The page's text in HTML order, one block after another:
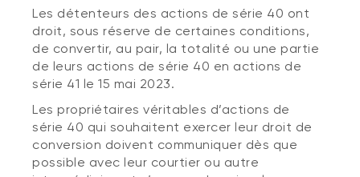
Les détenteurs des actions de série 40 ont
droit, sous réserve de certaines conditions,
de convertir, au pair, la totalité ou une partie
de leurs actions de série 40 en actions de
série 41 le 15 mai 2023.
Les propriétaires véritables d’actions de
série 40 qui souhaitent exercer leur droit de
conversion doivent communiquer dès que
possible avec leur courtier ou autre